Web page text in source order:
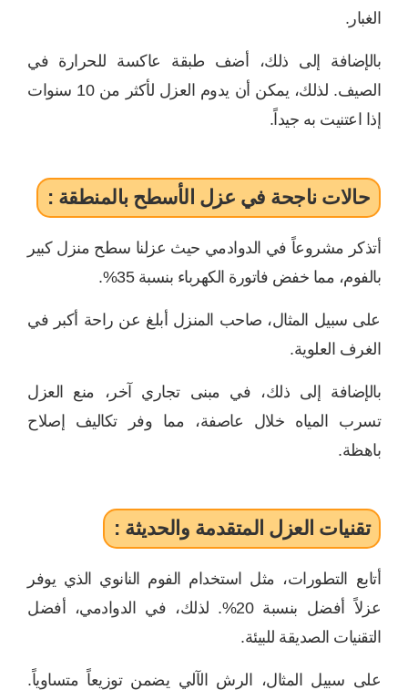
الغبار.
بالإضافة إلى ذلك، أضف طبقة عاكسة للحرارة في
الصيف. لذلك، يمكن أن يدوم العزل لأكثر من 10 سنوات
إذا اعتنيت به جيداً.
حالات ناجحة في عزل الأسطح بالمنطقة :
أتذكر مشروعاً في الدوادمي حيث عزلنا سطح منزل كبير
بالفوم، مما خفض فاتورة الكهرباء بنسبة 35%.
على سبيل المثال، صاحب المنزل أبلغ عن راحة أكبر في
الغرف العلوية.
بالإضافة إلى ذلك، في مبنى تجاري آخر، منع العزل
تسرب المياه خلال عاصفة، مما وفر تكاليف إصلاح
باهظة.
تقنيات العزل المتقدمة والحديثة :
أتابع التطورات، مثل استخدام الفوم النانوي الذي يوفر
عزلاً أفضل بنسبة 20%. لذلك، في الدوادمي، أفضل
التقنيات الصديقة للبيئة.
على سبيل المثال، الرش الآلي يضمن توزيعاً متساوياً.